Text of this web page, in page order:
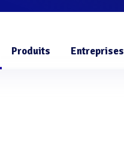
Produits Entreprises